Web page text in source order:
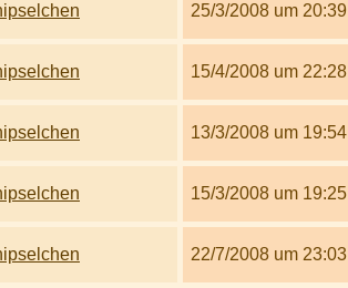
25/3/2008 um 20:39
15/4/2008 um 22:28
13/3/2008 um 19:54
15/3/2008 um 19:25
22/7/2008 um 23:03